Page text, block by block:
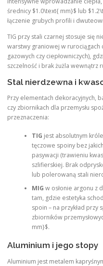
średnicy $1.0\text{ mm}$ lub
łączenie grubych profili i
TIG przy stali czarnej stosuje się
warstwy graniowej w rurociągach
gazowych czy ciepłowniczych),
szczelność i brak żużla wewnątrz
Stal nierdzewna i
Przy elementach dekoracyjnych,
czy zbiornikach dla przemysłu
przeznaczenia:
TIG jest absolutnym
tęczowe spoiny bez
pasywacji (trawieniu
szlifierskiej. Brak
lub polerowaną stali
MIG w osłonie argonu z
tam, gdzie estetyka
spoin – na przykład
zbiorników
mm}$.
Aluminium i jego stopy
Aluminium jest metalem